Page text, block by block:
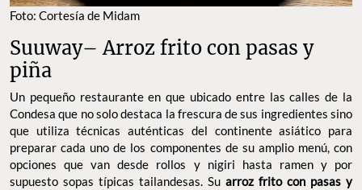
Foto: Cortesía de Midam
Suuway– Arroz frito con pasas y
piña
Un pequeño restaurante en que ubicado entre las calles de la
Condesa que no solo destaca la frescura de sus ingredientes sino
que utiliza técnicas auténticas del continente asiático para
preparar cada uno de los componentes de su amplio menú, con
opciones que van desde rollos y nigiri hasta ramen y por
supuesto sopas típicas tailandesas. Su arroz frito con pasas y